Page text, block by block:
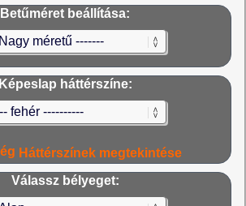
Betűméret beállítása:
Képeslap háttérszíne:
Háttérszínek megtekintése
Válassz bélyeget: